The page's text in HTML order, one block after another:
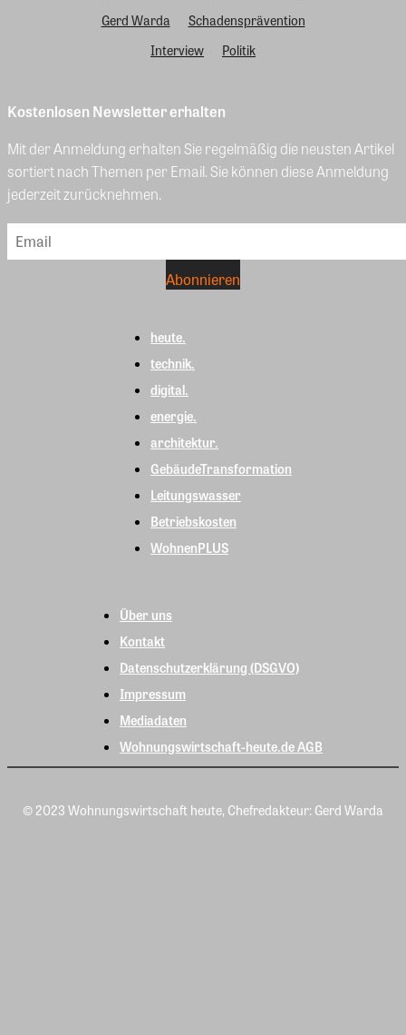
Gerd Warda
Schadensprävention
Interview
Politik
Kostenlosen Newsletter erhalten
Mit der Anmeldung erhalten Sie regelmäßig die neusten Artikel
sortiert nach Themen per Email. Sie können diese Anmeldung
jederzeit zurücknehmen.
heute.
technik.
digital.
energie.
architektur.
GebäudeTransformation
Leitungswasser
Betriebskosten
WohnenPLUS
Über uns
Kontakt
Datenschutzerklärung (DSGVO)
Impressum
Mediadaten
Wohnungswirtschaft-heute.de AGB
© 2023 Wohnungswirtschaft heute, Chefredakteur: Gerd Warda